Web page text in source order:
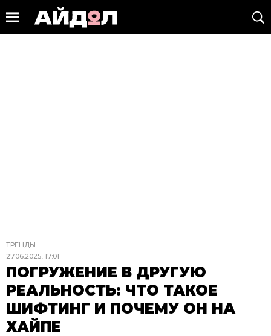
ТРЕНДЫ
27.06.2025, 17:01
ПОГРУЖЕНИЕ В ДРУГУЮ
РЕАЛЬНОСТЬ: ЧТО ТАКОЕ
ШИФТИНГ И ПОЧЕМУ ОН НА
ХАЙПЕ